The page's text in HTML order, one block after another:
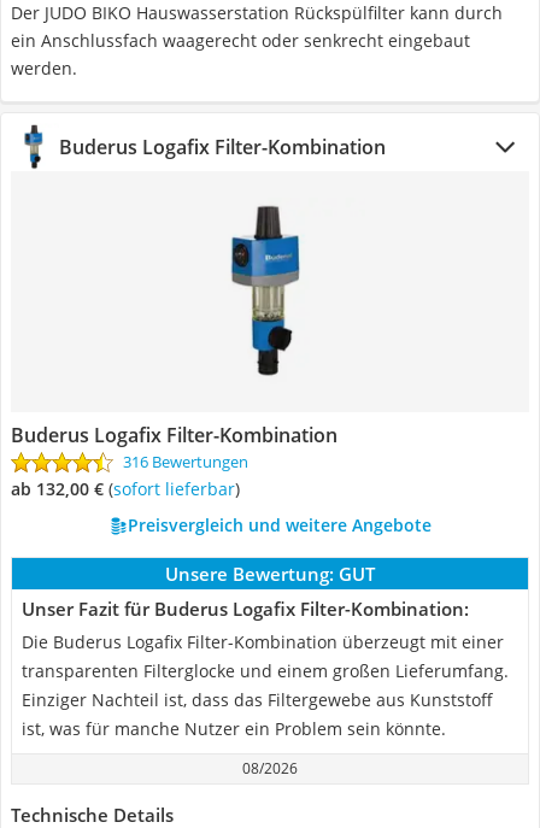
Der JUDO BIKO Hauswasserstation Rückspülfilter kann durch
ein Anschlussfach waagerecht oder senkrecht eingebaut
werden.
Buderus Logafix Filter-Kombination
Buderus Logafix Filter-Kombination
316 Bewertungen
ab 132,00 € ( Sofort lieferbar)
Preisvergleich und weitere Angebote
Unsere Bewertung: GUT
Unser Fazit für Buderus Logafix Filter-Kombination:
Die Buderus Logafix Filter-Kombination überzeugt mit einer
transparenten Filterglocke und einem großen Lieferumfang.
Einziger Nachteil ist, dass das Filtergewebe aus Kunststoff
ist, was für manche Nutzer ein Problem sein könnte.
08/2026
Technische Details